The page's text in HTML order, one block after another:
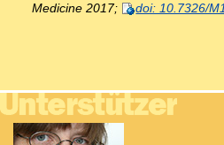
Medicine 2017;
doi: 10.7326/